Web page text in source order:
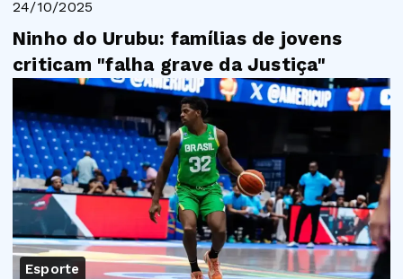
24/10/2025
Ninho do Urubu: famílias de jovens
criticam "falha grave da Justiça"
Esporte